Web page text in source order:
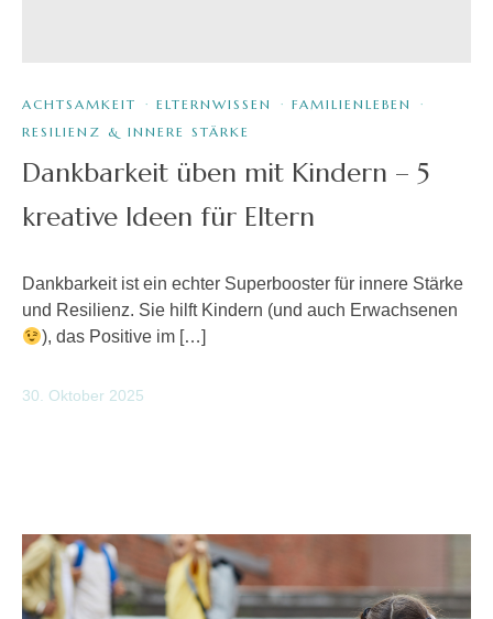
ACHTSAMKEIT · ELTERNWISSEN · FAMILIENLEBEN
·
RESILIENZ & INNERE STÄRKE
Dankbarkeit üben mit Kindern – 5
kreative Ideen für Eltern
Dankbarkeit ist ein echter Superbooster für innere Stärke
und Resilienz. Sie hilft Kindern (und auch Erwachsenen
), das Positive im […]
30. Oktober 2025